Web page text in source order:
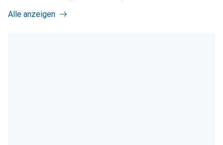
Alle anzeigen